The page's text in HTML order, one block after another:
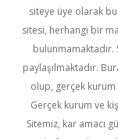
siteye üye olarak
sitesi, herhangi bir
bulunmamaktadır.
paylaşılmaktadır.
olup, gerçek kurum
Gerçek kurum ve
Sitemiz, kar amacı